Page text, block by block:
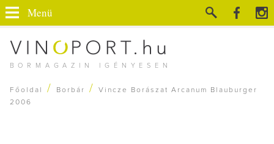
BORMAGAZIN IGÉNYESEN
Menü
Főoldal / Borbár /
Vincze Borászat Arcanum Blauburger
2006